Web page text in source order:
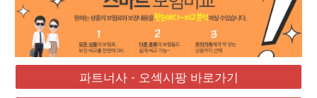
파트너사 - 오섹시팡 바로가기